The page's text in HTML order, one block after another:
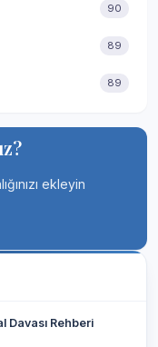
90
89
89
ekleyin
Davası Rehberi